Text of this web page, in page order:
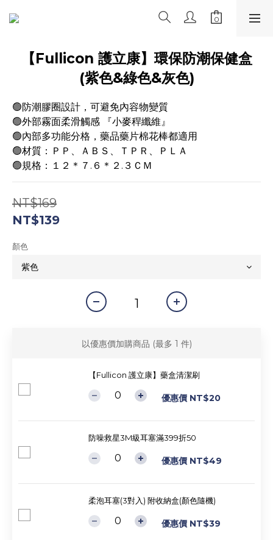
【Fullicon 護立康】環保防潮保健盒
(紫色&綠色&灰色)
🟢防潮膠圈設計，可避免內容物變質
🟢外部霧面柔滑觸感 『小麥稈纖維』
🟢內部多功能分格，藥品藥片棉花棒都適用
🟢材質：ＰＰ、ＡＢＳ、ＴＰＲ、ＰＬＡ
🟢規格：１２＊７.６＊２.３ＣＭ
NT$169
NT$139
顏色
以優惠價加購商品 (最多 1 件)
【Fullicon 護立康】藥盒清潔刷
優惠價 NT$20
防噪救星3M級耳塞滿399折50
優惠價 NT$49
柔泡耳塞(3對入) 附收納盒(顏色隨機)
優惠價 NT$39